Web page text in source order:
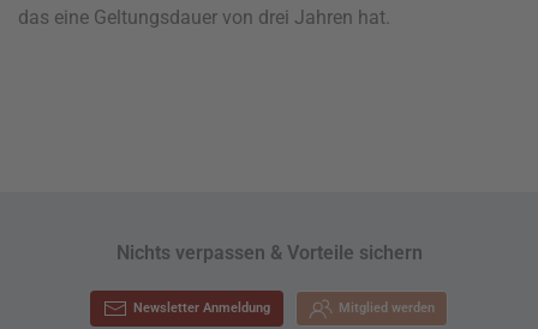
das eine Geltungsdauer von drei Jahren hat.
Nichts verpassen & Vorteile sichern
Newsletter Anmeldung Mitglied werden